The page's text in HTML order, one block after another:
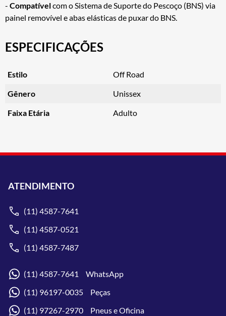
- Compatívelcom o Sistema de Suporte do Pescoço (BNS) via
painel removível e abas elásticas de puxar do BNS.
ESPECIFICAÇÕES
Estilo Off Road
Gênero Unissex
Faixa Etária Adulto
ATENDIMENTO
(11) 4587-7641
(11) 4587-0521
(11) 4587-7487
(11) 4587-7641 WhatsApp
(11) 96197-0035 Peças
(11) 97267-2970 Pneus e Oficina